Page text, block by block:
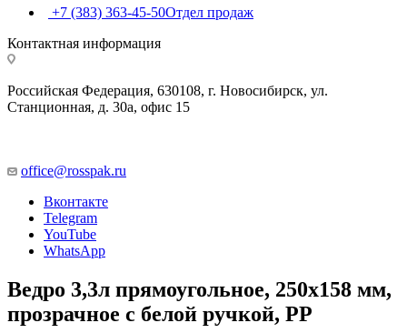
+7 (383) 363-45-50Отдел продаж
Контактная информация
Российская Федерация, 630108, г. Новосибирск, ул.
Станционная, д. 30а, офис 15
office@rosspak.ru
Вконтакте
Telegram
YouTube
WhatsApp
Ведро 3,3л прямоугольное, 250х158 мм,
прозрачное с белой ручкой, PP